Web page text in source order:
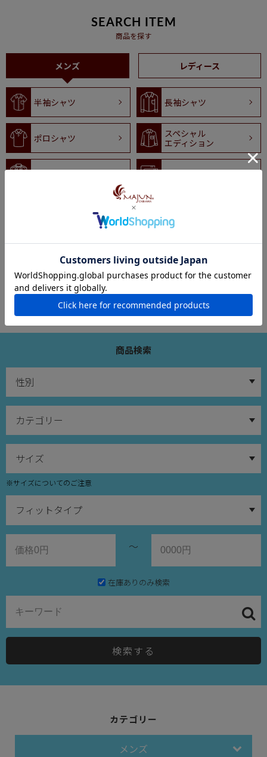
SEARCH ITEM
商品を探す
メンズ レディース
半袖シャツ 長袖シャツ
ポロシャツ
スペシャル
エディション
もっと見る
CHECKED ITEM
最近チェックした商品
商品検索
※サイズについてのご注意
～
在庫ありのみ検索
検索する
カテゴリー
メンズ